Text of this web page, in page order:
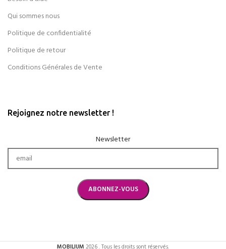
Qui sommes nous
Politique de confidentialité
Politique de retour
Conditions Générales de Vente
Rejoignez notre newsletter !
Newsletter